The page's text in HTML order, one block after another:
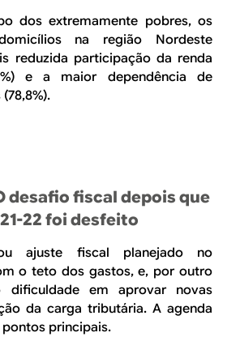
dos extremamente pobres, os
na região Nordeste
reduzida participação da renda
e a maior dependência de
desafio fiscal depois que
22 foi desfeito
ajuste fiscal planejado no
o teto dos gastos, e, por outro
em aprovar novas
da carga tributária. A agenda
principais.